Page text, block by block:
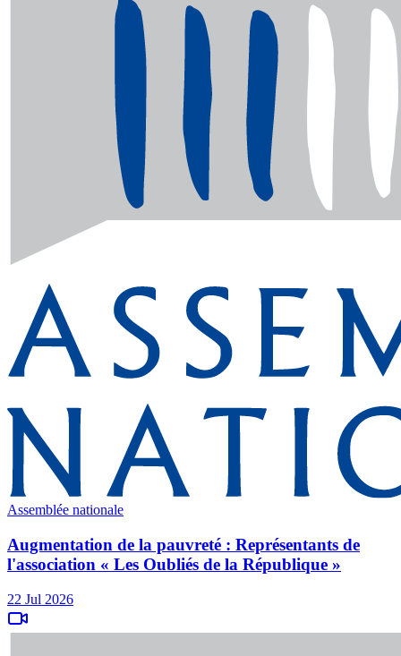
Assemblée nationale
Augmentation de la pauvreté : Représentants de
l'association « Les Oubliés de la République »
22 Jul 2026